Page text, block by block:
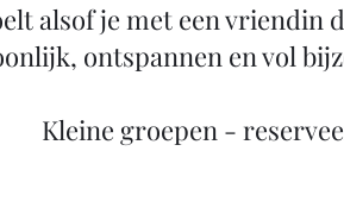
alsof je met een vriendin
ontspannen en vol
​Kleine groepen -